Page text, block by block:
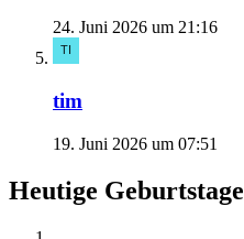
24. Juni 2026 um 21:16
tim
19. Juni 2026 um 07:51
Heutige Geburtstage